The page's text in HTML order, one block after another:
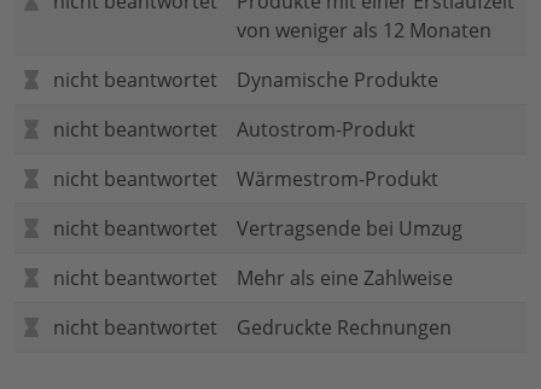
von weniger als 12 Monaten
nicht beantwortet
Dynamische Produkte
nicht beantwortet
Autostrom-Produkt
nicht beantwortet
Wärmestrom-Produkt
nicht beantwortet
Vertragsende bei Umzug
nicht beantwortet
Mehr als eine Zahlweise
nicht beantwortet
Gedruckte Rechnungen